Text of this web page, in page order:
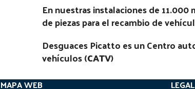
Código Pieza:46293
En nuestras instalaciones de
de piezas para el recambio de
Desguaces Picatto es un Centro
vehículos (CATV)
MAPA WEB LEGAL